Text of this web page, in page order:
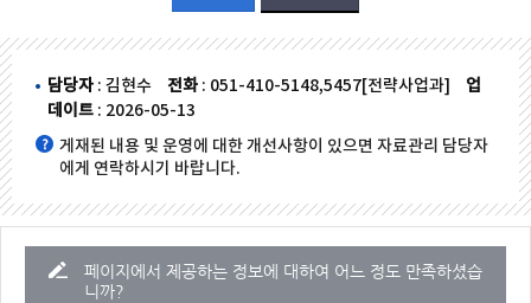
담당자 : 김현수 전화 : 051-410-5148,5457[전략사업과]
업
데이트 : 2026-05-13
게재된 내용 및 운영에 대한 개선사항이 있으면 자료관리 담당자
에게 연락하시기 바랍니다.
페이지에서 제공하는 정보에 대하여 어느 정도 만족하셨습
니까?